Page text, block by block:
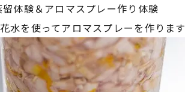
留体験＆アロマスプレー作り体験
水を使ってアロマスプレーを作ります